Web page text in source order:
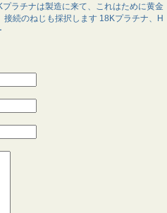
ラチナは製造に来て、これはために黄金
続のねじも採択します 18Kプラチナ、H